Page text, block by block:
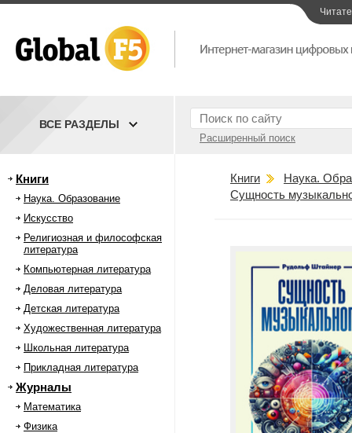
Расширенный поиск
ВСЕ РАЗДЕЛЫ
Книги
Наука. Образование
Искусство
Религиозная и философская
литература
Компьютерная литература
Деловая литература
Детская литература
Художественная литература
Школьная литература
Прикладная литература
Журналы
Математика
Физика
Книги
Наука.
Сущность